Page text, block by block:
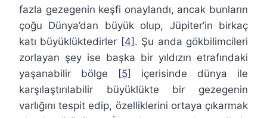
fazla gezegenin keşfi onaylandı, ancak bunların
çoğu Dünya’dan büyük olup, Jüpiter’in birkaç
katı büyüklüktedirler [4] . Şu anda gökbilimcileri
zorlayan şey ise başka bir yıldızın etrafındaki
yaşanabilir bölge
[5]
içerisinde dünya ile
karşılaştırılabilir büyüklükte bir gezegenin
varlığını tespit edip, özelliklerini ortaya çıkarmak